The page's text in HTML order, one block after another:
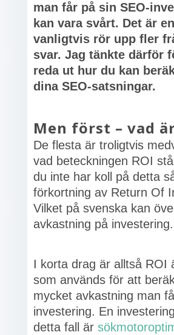
man får på sin SEO-
kan vara svårt. Det är
vanligtvis rör upp fler
svar. Jag tänkte därför
reda ut hur du kan
dina SEO-satsningar.
Men först – vad
De flesta är troligtvis
vad beteckningen ROI
du inte har koll på detta
förkortning av Return Of
Vilket på svenska kan
avkastning på investering.
I korta drag är alltså ROI
som används för att
mycket avkastning man
investering. En
detta fall är